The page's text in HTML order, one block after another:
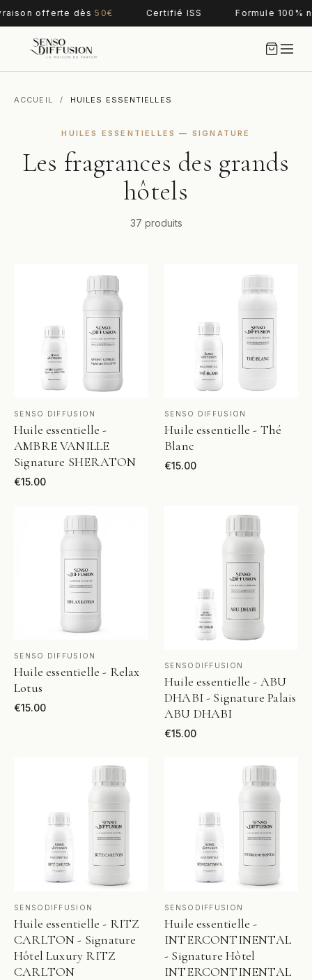
offerte dès 50€ Certifié ISS Formule 100%
ACCUEIL / HUILES ESSENTIELLES
HUILES ESSENTIELLES — SIGNATURE
Les fragrances des grands
hôtels
37 produits
VOIR LE PRODUIT
SENSO DIFFUSION
Huile essentielle -
AMBRE VANILLE
Signature SHERATON
€15.00
VOIR LE PRODUIT
SENSO DIFFUSION
Huile essentielle - Thé
Blanc
€15.00
VOIR LE PRODUIT
SENSO DIFFUSION
Huile essentielle - Relax
Lotus
€15.00
VOIR LE PRODUIT
SENSODIFFUSION
Huile essentielle - ABU
DHABI - Signature Palais
ABU DHABI
€15.00
VOIR LE PRODUIT
SENSODIFFUSION
Huile essentielle - RITZ
CARLTON - Signature
Hôtel Luxury RITZ
CARLTON
VOIR LE PRODUIT
SENSODIFFUSION
Huile essentielle -
INTERCONTINENTAL
- Signature Hôtel
INTERCONTINENTAL